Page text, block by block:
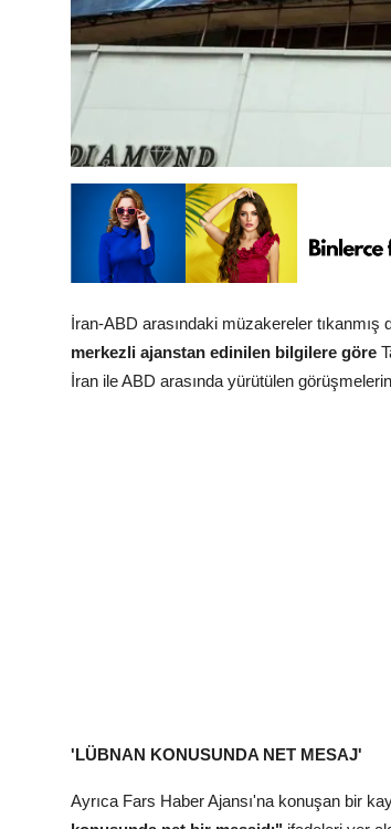
İran-ABD arasındaki müzakereler
merkezli ajanstan edinilen bilgilere göre
İran ile ABD arasında yürütülen
'LÜBNAN KONUSUNDA NET MESAJ'
Ayrıca Fars Haber Ajansı'na konuşan bir